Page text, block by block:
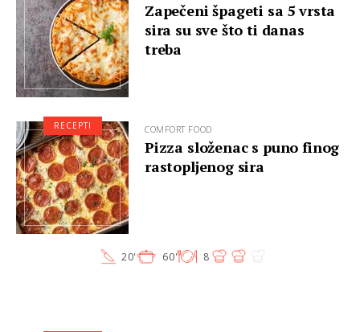
Zapečeni špageti sa 5 vrsta
sira su sve što ti danas
treba
COMFORT FOOD
Pizza složenac s puno finog
rastopljenog sira
20' 60' 8
RECEPTI